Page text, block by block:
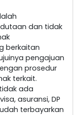
dan tidak
berkaitan
pengajuan
prosedur
terkait.
ada
asuransi, DP
terbayarkan